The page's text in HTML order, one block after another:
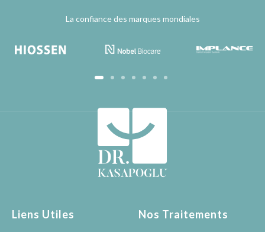
La confiance des marques mondiales
Liens Utiles Nos Traitements